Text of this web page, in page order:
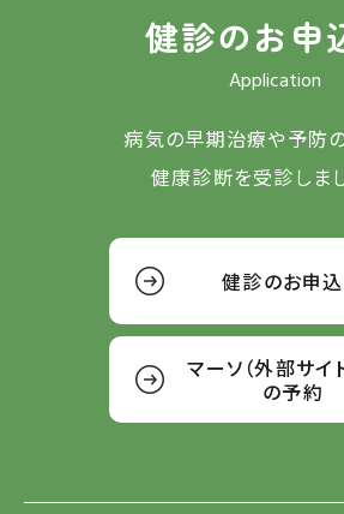
健診のお申
Application
病気の早期治療や予防の
健康診断を受診しまし
健診のお申
マーソ（外部サイ
の予約